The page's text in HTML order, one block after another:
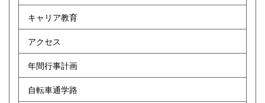
キャリア教育
アクセス
年間行事計画
自転車通学路